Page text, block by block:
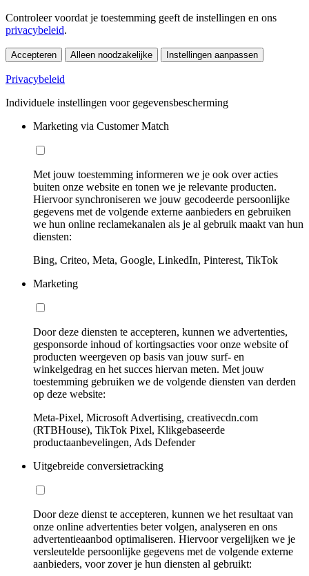
Controleer voordat je toestemming geeft de instellingen en ons
privacybeleid.
Accepteren Alleen noodzakelijke Instellingen aanpassen
Privacybeleid
Individuele instellingen voor gegevensbescherming
Marketing via Customer Match
Met jouw toestemming informeren we je ook over acties
buiten onze website en tonen we je relevante producten.
Hiervoor synchroniseren we jouw gecodeerde persoonlijke
gegevens met de volgende externe aanbieders en gebruiken
we hun online reclamekanalen als je al gebruik maakt van hun
diensten:
Bing, Criteo, Meta, Google, LinkedIn, Pinterest, TikTok
Marketing
Door deze diensten te accepteren, kunnen we advertenties,
gesponsorde inhoud of kortingsacties voor onze website of
producten weergeven op basis van jouw surf- en
winkelgedrag en het succes hiervan meten. Met jouw
toestemming gebruiken we de volgende diensten van derden
op deze website:
Meta-Pixel, Microsoft Advertising, creativecdn.com
(RTBHouse), TikTok Pixel, Klikgebaseerde
productaanbevelingen, Ads Defender
Uitgebreide conversietracking
Door deze dienst te accepteren, kunnen we het resultaat van
onze online advertenties beter volgen, analyseren en ons
advertentieaanbod optimaliseren. Hiervoor vergelijken we je
versleutelde persoonlijke gegevens met de volgende externe
aanbieders, voor zover je hun diensten al gebruikt: